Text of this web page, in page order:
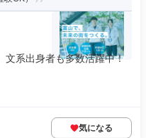
文系出身者も多数活躍中！
気になる